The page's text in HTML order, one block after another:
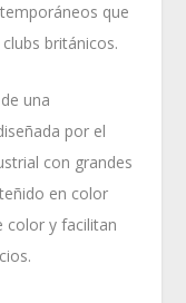
que
británicos.
una
por el
con grandes
en color
color y facilitan